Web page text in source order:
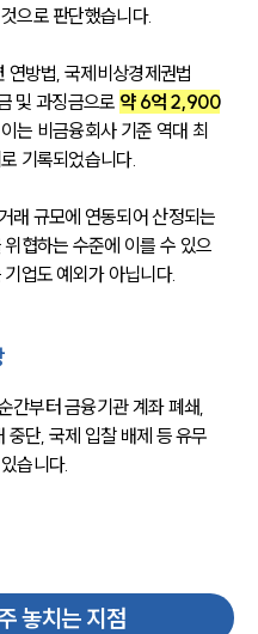
으로 판단했습니다.
연방법, 국제비상경제권법
및 과징금으로 약 6억 2,900
는 비금융회사 기준 역대 최
기록되었습니다.
래 규모에 연동되어 산정되는
협하는 수준에 이를 수 있으
업도 예외가 아닙니다.
간부터 금융기관 계좌 폐쇄,
중단, 국제 입찰 배제 등 유무
습니다.
놓치는 지점